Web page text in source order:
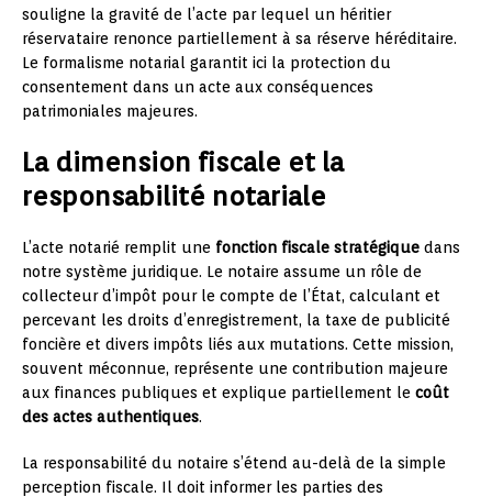
souligne la gravité de l’acte par lequel un héritier
réservataire renonce partiellement à sa réserve héréditaire.
Le formalisme notarial garantit ici la protection du
consentement dans un acte aux conséquences
patrimoniales majeures.
La dimension fiscale et la
responsabilité notariale
L’acte notarié remplit une fonction fiscale stratégique dans
notre système juridique. Le notaire assume un rôle de
collecteur d’impôt pour le compte de l’État, calculant et
percevant les droits d’enregistrement, la taxe de publicité
foncière et divers impôts liés aux mutations. Cette mission,
souvent méconnue, représente une contribution majeure
aux finances publiques et explique partiellement le coût
des actes authentiques.
La responsabilité du notaire s’étend au-delà de la simple
perception fiscale. Il doit informer les parties des